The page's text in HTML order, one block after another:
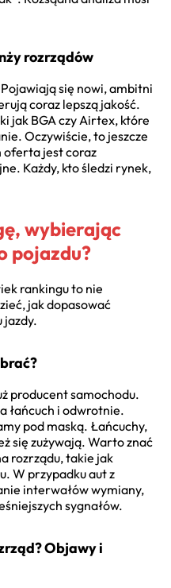
rozrządów
się nowi, ambitni
coraz lepszą jakość.
jak BGA czy Airtex, które
Oczywiście, to jeszcze
oferta jest coraz
Każdy, kto śledzi rynek,
wybierając
pojazdu?
rankingu to nie
jak dopasować
jazdy.
producent samochodu.
łańcuch i odwrotnie.
pod maską. Łańcuchy,
się zużywają. Warto znać
rozrządu, takie jak
W przypadku aut z
interwałów wymiany,
sygnałów.
Objawy i